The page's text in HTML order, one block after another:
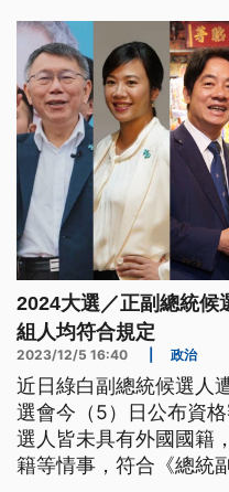
2024大選／正副總統候
組人均符合規定
2023/12/5 16:40 政治
近日綠白副總統候選人
選會今（5）日公布資
選人皆未具有外國國籍
籍等情事，符合《總統